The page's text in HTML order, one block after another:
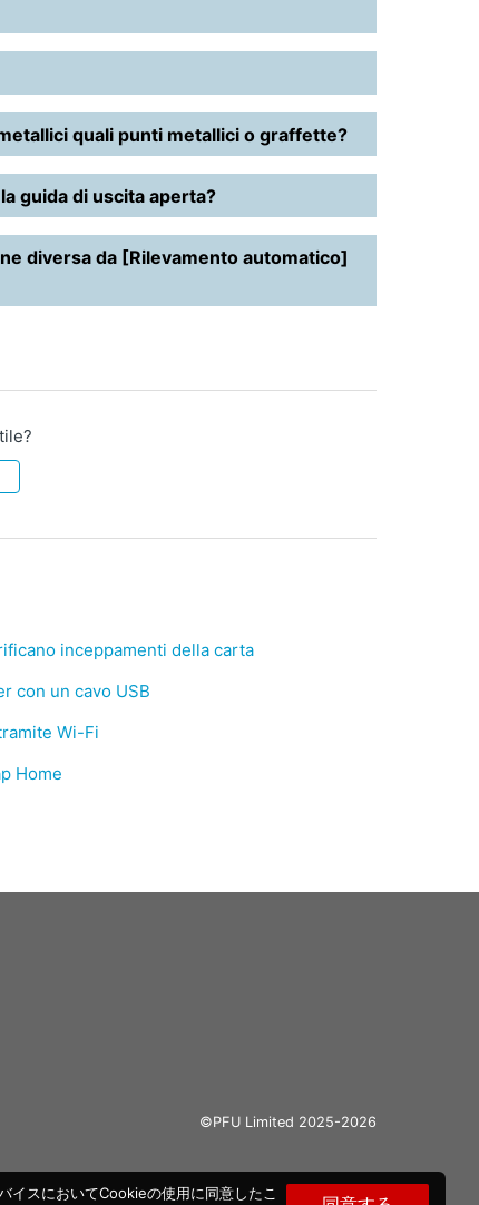
quali punti metallici o graffette?
guida di uscita aperta?
diversa da [Rilevamento automatico]
inceppamenti della carta
con un cavo USB
Wi-Fi
Home
©PFU Limited 2025-2026
イスにおいてCookieの使用に同意したこ